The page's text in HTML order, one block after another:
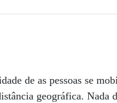
de as pessoas se
geográfica. Nada